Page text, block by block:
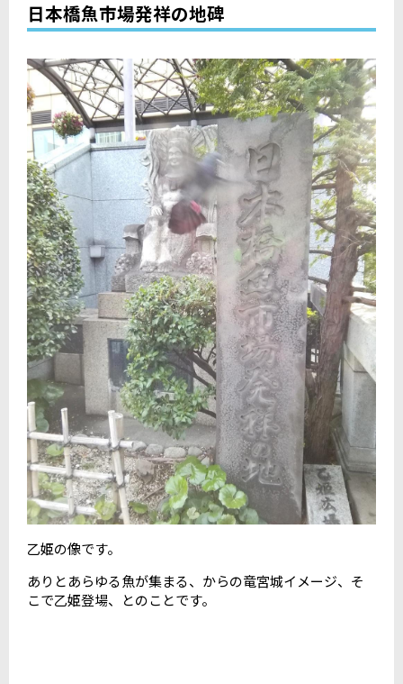
日本橋魚市場発祥の地碑
乙姫の像です。
ありとあらゆる魚が集まる、からの竜宮城イメージ、そ
こで乙姫登場、とのことです。